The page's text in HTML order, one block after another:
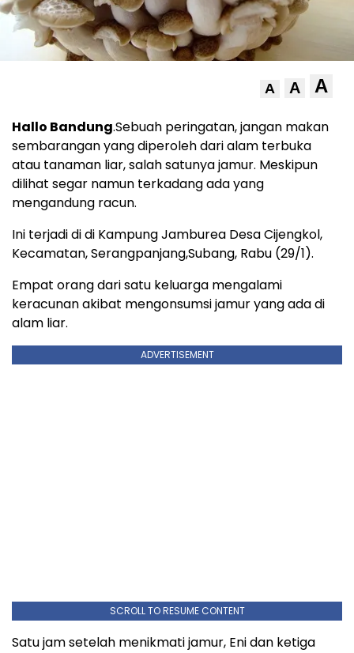
A A A
Hallo Bandung.Sebuah peringatan, jangan makan
sembarangan yang diperoleh dari alam terbuka
atau tanaman liar, salah satunya jamur. Meskipun
dilihat segar namun terkadang ada yang
mengandung racun.
Ini terjadi di di Kampung Jamburea Desa Cijengkol,
Kecamatan, Serangpanjang,Subang, Rabu (29/1).
Empat orang dari satu keluarga mengalami
keracunan akibat mengonsumsi jamur yang ada di
alam liar.
ADVERTISEMENT
SCROLL TO RESUME CONTENT
Satu jam setelah menikmati jamur, Eni dan ketiga